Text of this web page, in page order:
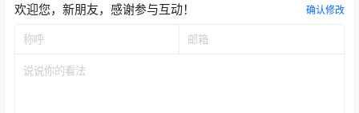
欢迎您，新朋友，感谢参与互动！ 确认修改